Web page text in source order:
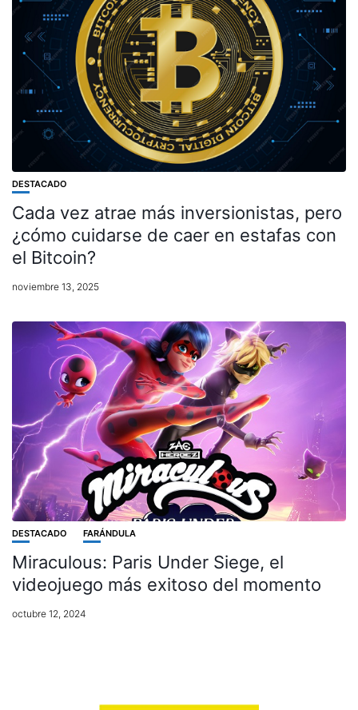
DESTACADO
Cada vez atrae más inversionistas, pero
¿cómo cuidarse de caer en estafas con
el Bitcoin?
noviembre 13, 2025
DESTACADO FARÁNDULA
Miraculous: Paris Under Siege, el
videojuego más exitoso del momento
octubre 12, 2024